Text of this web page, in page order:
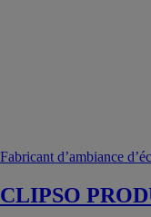
Fabricant d’ambiance
CLIPSO